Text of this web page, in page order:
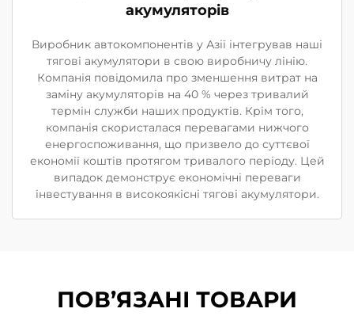
акумуляторів
Виробник автокомпонентів у Азії інтегрував наші
тягові акумулятори в свою виробничу лінію.
Компанія повідомила про зменшення витрат на
заміну акумуляторів на 40 % через тривалий
термін служби наших продуктів. Крім того,
компанія скористалася перевагами нижчого
енергоспоживання, що призвело до суттєвої
економії коштів протягом тривалого періоду. Цей
випадок демонструє економічні переваги
інвестування в високоякісні тягові акумулятори.
ПОВ’ЯЗАНІ ТОВАРИ